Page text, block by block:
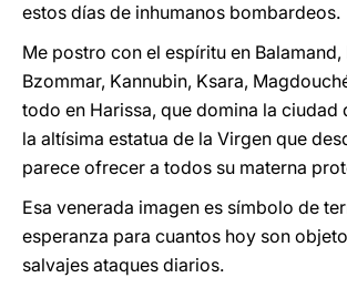
estos días de inhumanos bombardeos.
Me postro con el espíritu en Balamand,
Bzommar, Kannubin, Ksara,
todo en Harissa, que domina la ciudad
la altísima estatua de la Virgen que
parece ofrecer a todos su materna
Esa venerada imagen es símbolo de
esperanza para cuantos hoy son
salvajes ataques diarios.